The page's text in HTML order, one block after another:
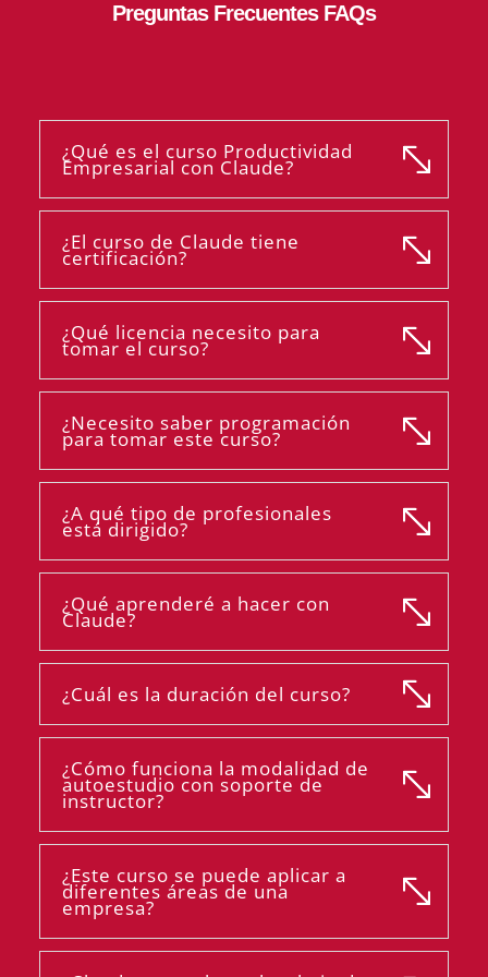
Preguntas Frecuentes FAQs
¿Qué es el curso Productividad
Empresarial con Claude?
¿El curso de Claude tiene
certificación?
¿Qué licencia necesito para
tomar el curso?
¿Necesito saber programación
para tomar este curso?
¿A qué tipo de profesionales
está dirigido?
¿Qué aprenderé a hacer con
Claude?
¿Cuál es la duración del curso?
¿Cómo funciona la modalidad de
autoestudio con soporte de
instructor?
¿Este curso se puede aplicar a
diferentes áreas de una
empresa?